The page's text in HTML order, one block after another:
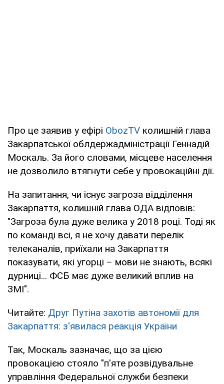
Про це заявив у ефірі ObozTV колишній глава
Закарпатської облдержадміністрації Геннадій
Москаль. За його словами, місцеве населення
не дозволило втягнути себе у провокаційні дії.
На запитання, чи існує загроза відділення
Закарпаття, колишній глава ОДА відповів:
"Загроза була дуже велика у 2018 році. Тоді як
по команді всі, я не хочу давати перелік
телеканалів, приїхали на Закарпаття
показувати, які угорці – мови не знають, всякі
дурниці... ФСБ має дуже великий вплив на
ЗМІ".
Читайте: Друг Путіна захотів автономії для
Закарпаття: з'явилася реакція України
Так, Москаль зазначає, що за цією
провокацією стояло "п'яте розвідувальне
управління Федеральної служби безпеки